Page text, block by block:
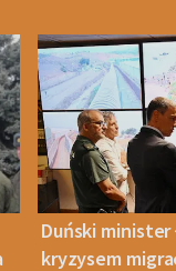
Duński minister
kryzysem